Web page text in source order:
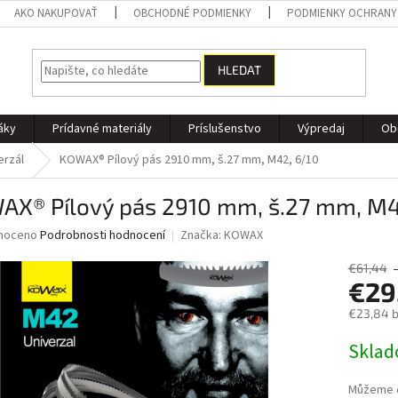
AKO NAKUPOVAŤ OBCHODNÉ PODMIENKY PODMIENKY OCHRANY
HLEDAT
Prídavné materiály Príslušenstvo Výpredaj
KOWAX® Pílový pás 2910 mm, š.27 mm, M42, 6/10
Pílový pás 2910 mm, š.27 mm,
Podrobnosti hodnocení Značka: KOWAX
€61,44
€23,84
cena:
Můžeme